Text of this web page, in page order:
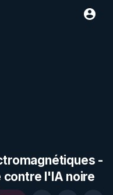
-
contre l'IA noire